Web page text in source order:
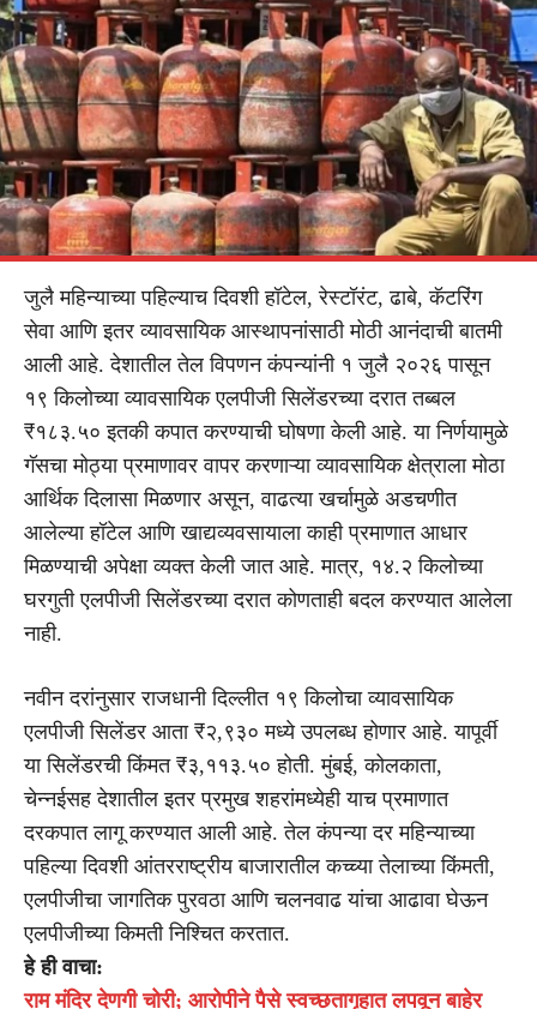
जुलै महिन्याच्या पहिल्याच दिवशी हॉटेल, रेस्टॉरंट, ढाबे, कॅटरिंग
सेवा आणि इतर व्यावसायिक आस्थापनांसाठी मोठी आनंदाची बातमी
आली आहे. देशातील तेल विपणन कंपन्यांनी १ जुलै २०२६ पासून
१९ किलोच्या व्यावसायिक एलपीजी सिलेंडरच्या दरात तब्बल
₹१८३.५० इतकी कपात करण्याची घोषणा केली आहे. या निर्णयामुळे
गॅसचा मोठ्या प्रमाणावर वापर करणाऱ्या व्यावसायिक क्षेत्राला मोठा
आर्थिक दिलासा मिळणार असून, वाढत्या खर्चामुळे अडचणीत
आलेल्या हॉटेल आणि खाद्यव्यवसायाला काही प्रमाणात आधार
मिळण्याची अपेक्षा व्यक्त केली जात आहे. मात्र, १४.२ किलोच्या
घरगुती एलपीजी सिलेंडरच्या दरात कोणताही बदल करण्यात आलेला
नाही.
नवीन दरांनुसार राजधानी दिल्लीत १९ किलोचा व्यावसायिक
एलपीजी सिलेंडर आता ₹२,९३० मध्ये उपलब्ध होणार आहे. यापूर्वी
या सिलेंडरची किंमत ₹३,११३.५० होती. मुंबई, कोलकाता,
चेन्नईसह देशातील इतर प्रमुख शहरांमध्येही याच प्रमाणात
दरकपात लागू करण्यात आली आहे. तेल कंपन्या दर महिन्याच्या
पहिल्या दिवशी आंतरराष्ट्रीय बाजारातील कच्च्या तेलाच्या किंमती,
एलपीजीचा जागतिक पुरवठा आणि चलनवाढ यांचा आढावा घेऊन
एलपीजीच्या किमती निश्चित करतात.
हे ही वाचा:
राम मंदिर देणगी चोरी; आरोपीने पैसे स्वच्छतागृहात लपवून बाहेर